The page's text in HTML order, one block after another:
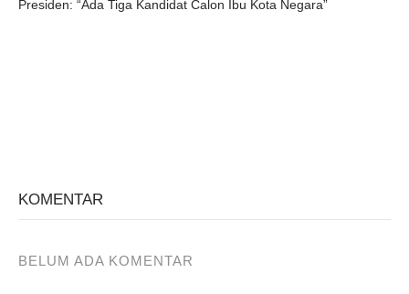
Presiden: “Ada Tiga Kandidat Calon Ibu Kota Negara”
KOMENTAR
BELUM ADA KOMENTAR